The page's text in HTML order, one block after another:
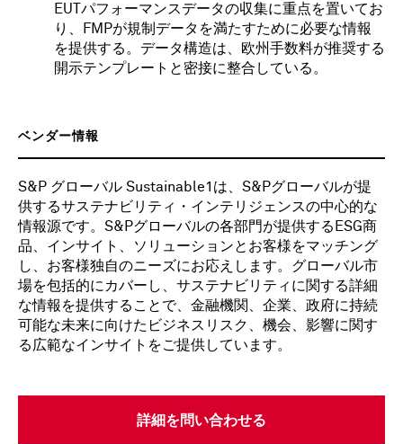
EUTパフォーマンスデータの収集に重点を置いてお
り、FMPが規制データを満たすために必要な情報
を提供する。データ構造は、欧州手数料が推奨する
開示テンプレートと密接に整合している。
ベンダー情報
S&P グローバル Sustainable1は、S&Pグローバルが提
供するサステナビリティ・インテリジェンスの中心的な
情報源です。S&Pグローバルの各部門が提供するESG商
品、インサイト、ソリューションとお客様をマッチング
し、お客様独自のニーズにお応えします。グローバル市
場を包括的にカバーし、サステナビリティに関する詳細
な情報を提供することで、金融機関、企業、政府に持続
可能な未来に向けたビジネスリスク、機会、影響に関す
る広範なインサイトをご提供しています。
詳細を問い合わせる